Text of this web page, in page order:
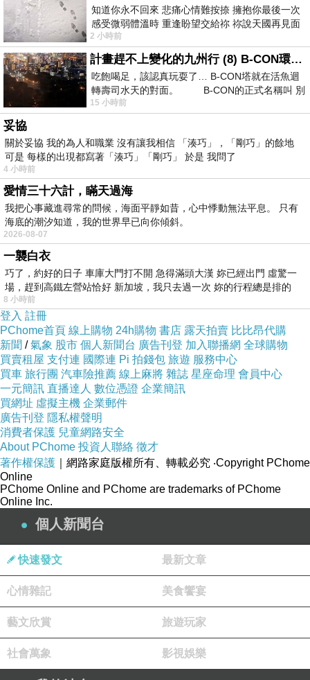
彈性 系 件
維
性纖
知道你永不回來 悲痛心情難按捺 擁抱你最後一次
感受微弱體溫時 重逢盼望交給祢 祢說天國再見面
此刻忍淚說別離 他日靈魂再
2 小時前
計畫趕不上變化的九州行 (8) B-CON環球塔
吃飽喝足，該認真玩耍了… B-CON塔就在活魚迴
轉壽司水天的對面。 B-CON的正式名稱叫 別
15 小時前
妥協
關於妥協 我的為人和職業 沒有讓我相信 「湊巧」，「剛巧」的餘地
可是 每樣的出現都寫著「湊巧」「剛巧」 於是 我問了
4 小時前
愛情三十六計，瞞天過海
我把心事藏進尋常的問候，海面平靜如昔，心中悸動無法平息。 只有
海底的潮汐知道，我的世界早已向你傾斜。
2026-08-07
一襲白衣
巧了，約好的日子 車庫大門打不開 急得滿頭大漢 妳已經出門 虛驚一
場，趕到高鐵左營站恰好 新加坡，我只去過一次 妳的行程總是排的
8 小時前
登入 註冊
PChome首頁 線上購物 24h購物 書店 露天拍賣 比比昂代購
新聞 /氣象 股市 個人新聞台 廣告刊登 加入聯播網 全球購物
買賣租屋 支付連 國際連 Pi 拍錢包 旅遊 服務中心
買車 旅行團 汽車險推薦 線上麻將 雜誌 星座命理 會員中心
一元簡訊 直播達人 數位憑證 企業簡訊
買網址 虛擬主機 企業郵件
廣告刊登 隱私權聲明
消費者保護 兒童網路安全
About PChome 投資人聯絡 徵才
著作權保護 ｜網路家庭版權所有、轉載必究 ‧Copyright PChome
Online
PChome Online and PChome are trademarks of PChome
Online Inc.
個人新聞台
快速發文 最新文章
心情雜記 美食饗宴
藝文欣賞 旅遊玩家
社會萬象 影視娛樂